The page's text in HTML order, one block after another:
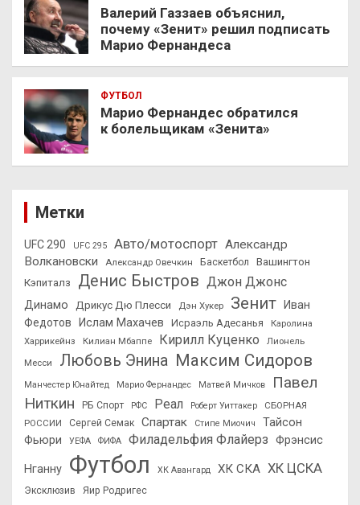
Валерий Газзаев объяснил,
почему «Зенит» решил подписать
Марио Фернандеса
ФУТБОЛ
Марио Фернандес обратился
к болельщикам «Зенита»
Метки
UFC 290 UFC 295 Авто/мотоспорт Александр
Волкановски
Александр Овечкин Баскетбол
Вашингтон
Кэпиталз
Денис Быстров Джон Джонс
Динамо Дрикус Дю Плесси Дэн Хукер Зенит Иван
Федотов
Ислам Махачев Исраэль Адесанья
Каролина
Харрикейнз
Килиан Мбаппе Кирилл Куценко
Лионель
Месси
Любовь Энина Максим Сидоров
Манчестер Юнайтед Марио Фернандес Матвей Мичков
Павел
Ниткин
РБ Спорт РФС Реал Роберт Уиттакер
СБОРНАЯ
РОССИИ
Сергей Семак Спартак Стипе Миочич
Тайсон
Фьюри
УЕФА ФИФА Филадельфия Флайерз Фрэнсис
Нганну Футбол ХК Авангард ХК СКА ХК ЦСКА
Эксклюзив Яир Родригес